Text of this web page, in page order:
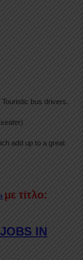
bus drivers.
add up to a great
με τίτλο:
IN